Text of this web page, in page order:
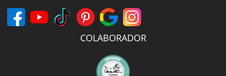
COLABORADOR